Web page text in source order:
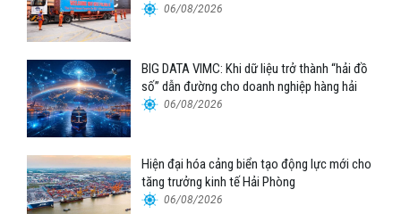
06/08/2026
BIG DATA VIMC: Khi dữ liệu trở thành “hải đồ
số” dẫn đường cho doanh nghiệp hàng hải
06/08/2026
Hiện đại hóa cảng biển tạo động lực mới cho
tăng trưởng kinh tế Hải Phòng
06/08/2026